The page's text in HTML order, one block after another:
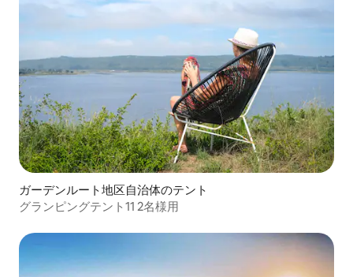
ガーデンルート地区自治体のテント
グランピングテント11 2名様用